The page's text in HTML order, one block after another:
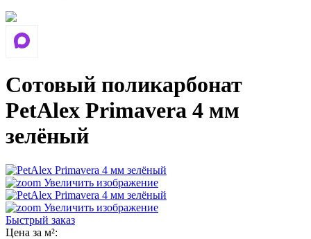
Сотовый поликарбонат
PetAlex Primavera 4 мм
зелёный
Увеличить изображение
Увеличить изображение
Быстрый заказ
Цена за м²: